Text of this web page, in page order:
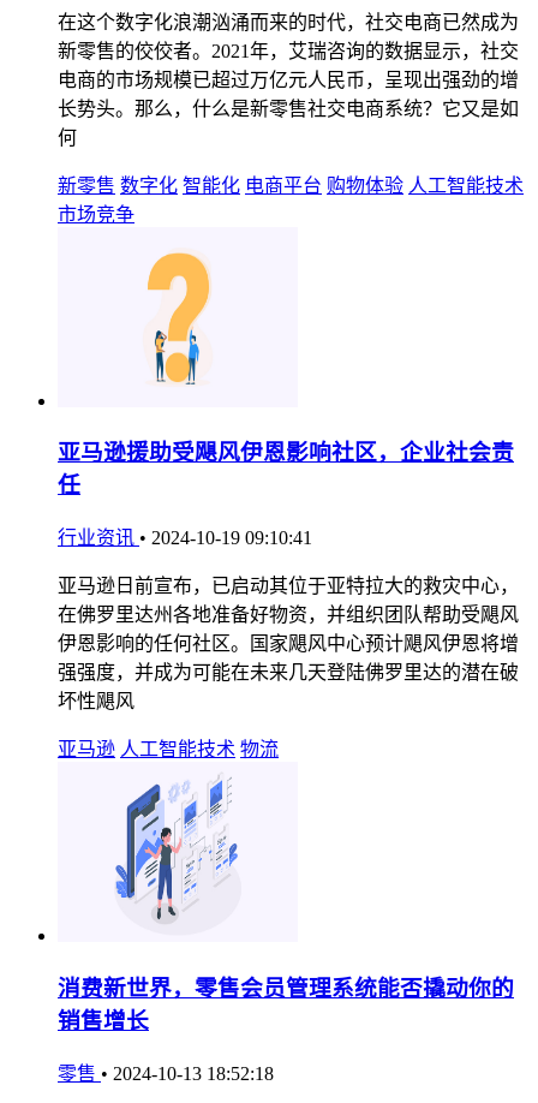
在这个数字化浪潮汹涌而来的时代，社交电商已然成为
新零售的佼佼者。2021年，艾瑞咨询的数据显示，社交
电商的市场规模已超过万亿元人民币，呈现出强劲的增
长势头。那么，什么是新零售社交电商系统？它又是如
何
新零售 数字化 智能化 电商平台 购物体验 人工智能技术
市场竞争
亚马逊援助受飓风伊恩影响社区，企业社会责
任
行业资讯 • 2024-10-19 09:10:41
亚马逊日前宣布，已启动其位于亚特拉大的救灾中心，
在佛罗里达州各地准备好物资，并组织团队帮助受飓风
伊恩影响的任何社区。国家飓风中心预计飓风伊恩将增
强强度，并成为可能在未来几天登陆佛罗里达的潜在破
坏性飓风
亚马逊 人工智能技术 物流
消费新世界，零售会员管理系统能否撬动你的
销售增长
零售 • 2024-10-13 18:52:18